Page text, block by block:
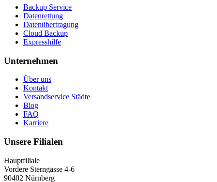
Backup Service
Datenrettung
Datenübertragung
Cloud Backup
Expresshilfe
Unternehmen
Über uns
Kontakt
Versandservice Städte
Blog
FAQ
Karriere
Unsere Filialen
Hauptfiliale
Vordere Sterngasse 4-6
90402 Nürnberg